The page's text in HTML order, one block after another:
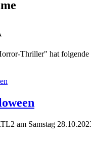
Thriller" hat folgende
am Samstag